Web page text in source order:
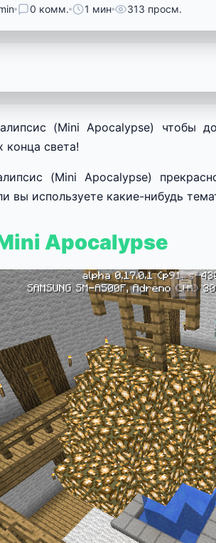
0 комм. 1 мин 313 просм.
(Mini Apocalypse) чтобы
конца света!
(Mini Apocalypse)
вы используете какие-нибудь
Apocalypse